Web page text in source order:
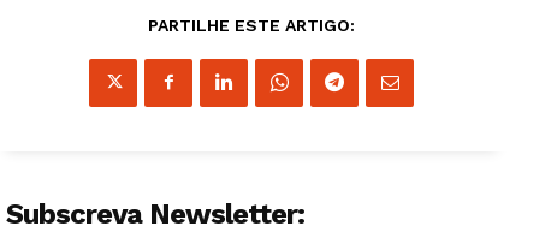
PARTILHE ESTE ARTIGO:
Subscreva Newsletter: